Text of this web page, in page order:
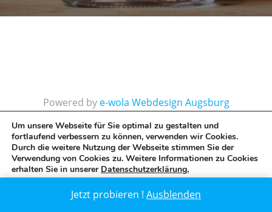
Powered by e-wola Webdesign Augsburg
Jetzt probieren ! Ausblenden
Um unsere Webseite für Sie optimal zu gestalten und
fortlaufend verbessern zu können, verwenden wir Cookies.
Durch die weitere Nutzung der Webseite stimmen Sie der
Verwendung von Cookies zu. Weitere Informationen zu Cookies
erhalten Sie in unserer Datenschutzerklärung.
Ablehnen GDPR Cookie-Banner schließen